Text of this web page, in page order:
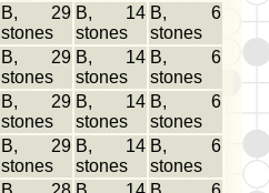
B, 29
stones
B, 14
stones
B, 6
stones
B, 29
stones
B, 14
stones
B, 6
stones
B, 29
stones
B, 14
stones
B, 6
stones
B, 29
stones
B, 14
stones
B, 6
stones